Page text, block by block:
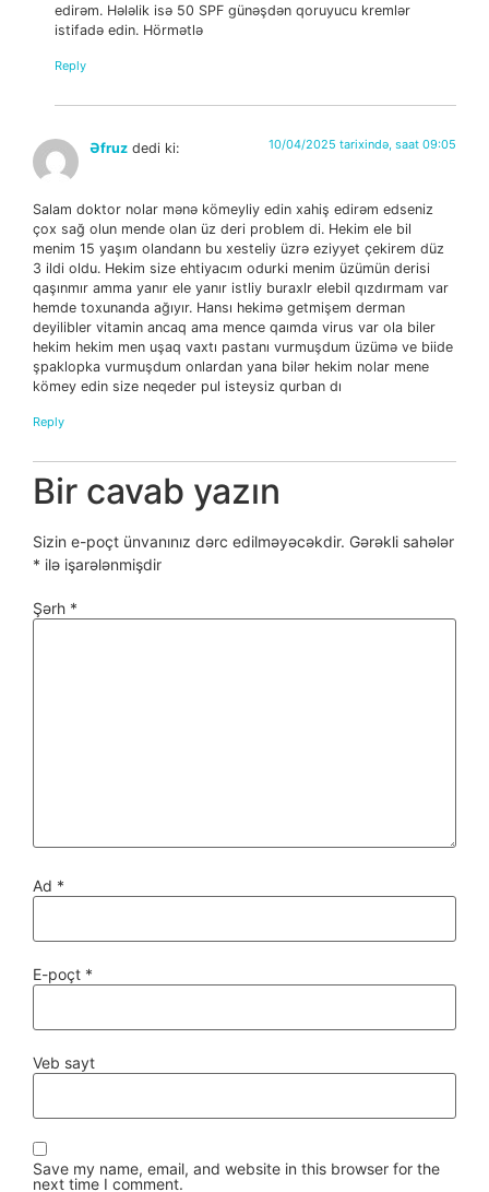
edirəm. Hələlik isə 50 SPF günəşdən qoruyucu kremlər
istifadə edin. Hörmətlə
Reply
Əfruz dedi ki: 10/04/2025 tarixində, saat 09:05
Salam doktor nolar mənə kömeyliy edin xahiş edirəm edseniz
çox sağ olun mende olan üz deri problem di. Hekim ele bil
menim 15 yaşım olandann bu xesteliy üzrə eziyyet çekirem düz
3 ildi oldu. Hekim size ehtiyacım odurki menim üzümün derisi
qaşınmır amma yanır ele yanır istliy buraxlr elebil qızdırmam var
hemde toxunanda ağıyır. Hansı hekimə getmişem derman
deyilibler vitamin ancaq ama mence qaımda virus var ola biler
hekim hekim men uşaq vaxtı pastanı vurmuşdum üzümə ve biide
şpaklopka vurmuşdum onlardan yana bilər hekim nolar mene
kömey edin size neqeder pul isteysiz qurban dı
Reply
Bir cavab yazın
Sizin e-poçt ünvanınız dərc edilməyəcəkdir. Gərəkli sahələr
* ilə işarələnmişdir
Şərh *
Ad *
E-poçt *
Veb sayt
Save my name, email, and website in this browser for the
next time I comment.